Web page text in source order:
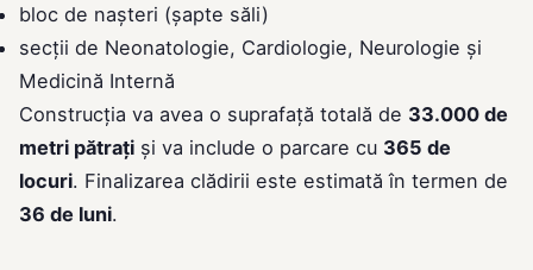
bloc de nașteri (șapte săli)
secții de Neonatologie, Cardiologie, Neurologie și
Medicină Internă
Construcția va avea o suprafață totală de 33.000 de
metri pătrați și va include o parcare cu 365 de
locuri. Finalizarea clădirii este estimată în termen de
36 de luni.